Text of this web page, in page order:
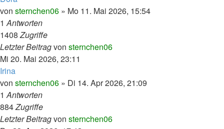
von sternchen06 » Mo 11. Mai 2026, 15:54
1Antworten
1408Zugriffe
Letzter Beitragvon sternchen06
Mi 20. Mai 2026, 23:11
Irina
von sternchen06 » Di 14. Apr 2026, 21:09
1Antworten
884Zugriffe
Letzter Beitragvon sternchen06